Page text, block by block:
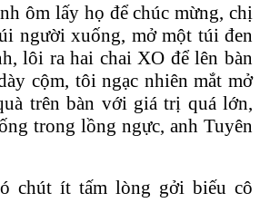
ôm lấy họ để chúc mừng, chị
người xuống, mở một túi đen
lôi ra hai chai XO để lên bàn
cộm, tôi ngạc nhiên mắt mở
trên bàn với giá trị quá lớn,
trong lồng ngực, anh Tuyên
chút ít tấm lòng gởi biếu cô